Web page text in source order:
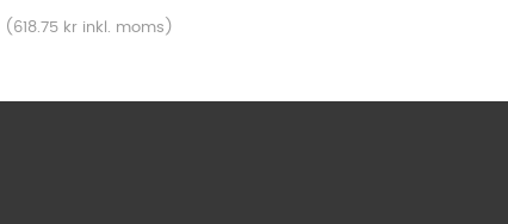
( 618.75 krinkl. moms)